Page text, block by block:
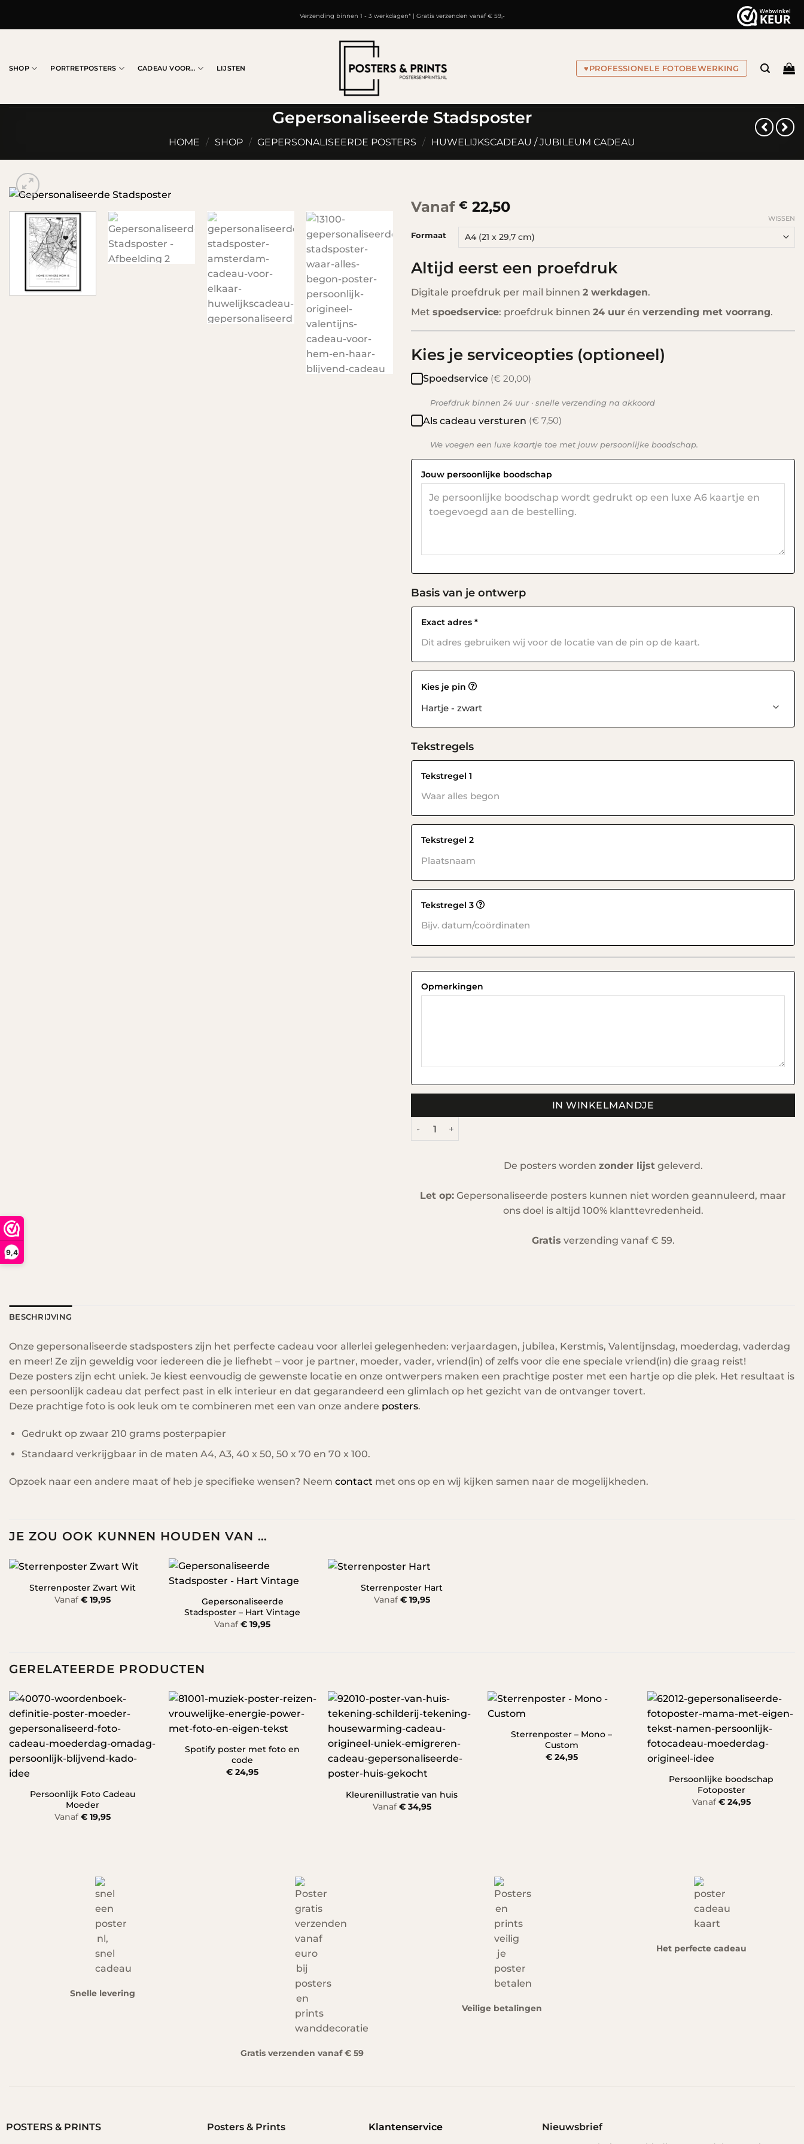
9,4
Verzending binnen 1 - 3 werkdagen* | Gratis verzenden vanaf € 59,-
SHOP PORTRETPOSTERS CADEAU VOOR… LIJSTEN ♥PROFESSIONELE FOTOBEWERKING
Gepersonaliseerde Stadsposter
HOME / SHOP / GEPERSONALISEERDE POSTERS / HUWELIJKSCADEAU / JUBILEUM CADEAU
Vanaf € 22,50
Formaat
WISSEN
Altijd eerst een proefdruk
Digitale proefdruk per mail binnen 2 werkdagen.
Met spoedservice: proefdruk binnen 24 uur én verzending met voorrang.
Kies je serviceopties (optioneel)
Spoedservice (€ 20,00)
Proefdruk binnen 24 uur · snelle verzending na akkoord
Als cadeau versturen (€ 7,50)
We voegen een luxe kaartje toe met jouw persoonlijke boodschap.
Jouw persoonlijke boodschap
Basis van je ontwerp
Exact adres *
Kies je pin
Tekstregels
Tekstregel 1
Tekstregel 2
Tekstregel 3
Opmerkingen
Gepersonaliseerde Stadsposter aantal
IN WINKELMANDJE
De posters worden zonder lijstgeleverd.
Let op: Gepersonaliseerde posters kunnen niet worden geannuleerd, maar
ons doel is altijd 100% klanttevredenheid.
Gratis verzending vanaf € 59.
BESCHRIJVING
Onze gepersonaliseerde stadsposters zijn het perfecte cadeau voor allerlei gelegenheden: verjaardagen, jubilea, Kerstmis, Valentijnsdag, moederdag, vaderdag
en meer! Ze zijn geweldig voor iedereen die je liefhebt – voor je partner, moeder, vader, vriend(in) of zelfs voor die ene speciale vriend(in) die graag reist!
Deze posters zijn echt uniek. Je kiest eenvoudig de gewenste locatie en onze ontwerpers maken een prachtige poster met een hartje op die plek. Het resultaat is
een persoonlijk cadeau dat perfect past in elk interieur en dat gegarandeerd een glimlach op het gezicht van de ontvanger tovert.
Deze prachtige foto is ook leuk om te combineren met een van onze andere posters.
Gedrukt op zwaar 210 grams posterpapier
Standaard verkrijgbaar in de maten A4, A3, 40 x 50, 50 x 70 en 70 x 100.
Opzoek naar een andere maat of heb je specifieke wensen? Neem contact met ons op en wij kijken samen naar de mogelijkheden.
JE ZOU OOK KUNNEN HOUDEN VAN …
Sterrenposter Zwart Wit
Vanaf€ 19,95
Gepersonaliseerde
Stadsposter – Hart Vintage
Vanaf€ 19,95
Sterrenposter Hart
Vanaf€19,95
GERELATEERDE PRODUCTEN
Persoonlijk Foto Cadeau
Moeder
Vanaf€ 19,95
Spotify poster met foto en
code
€ 24,95
Kleurenillustratie van huis
Vanaf€34,95
Sterrenposter – Mono –
Custom
€24,95
Persoonlijke boodschap
Fotoposter
Vanaf€24,95
Snelle levering
Gratis verzenden vanaf € 59
Veilige betalingen
Het perfecte cadeau
POSTERS & PRINTS Posters & Prints Klantenservice Nieuwsbrief